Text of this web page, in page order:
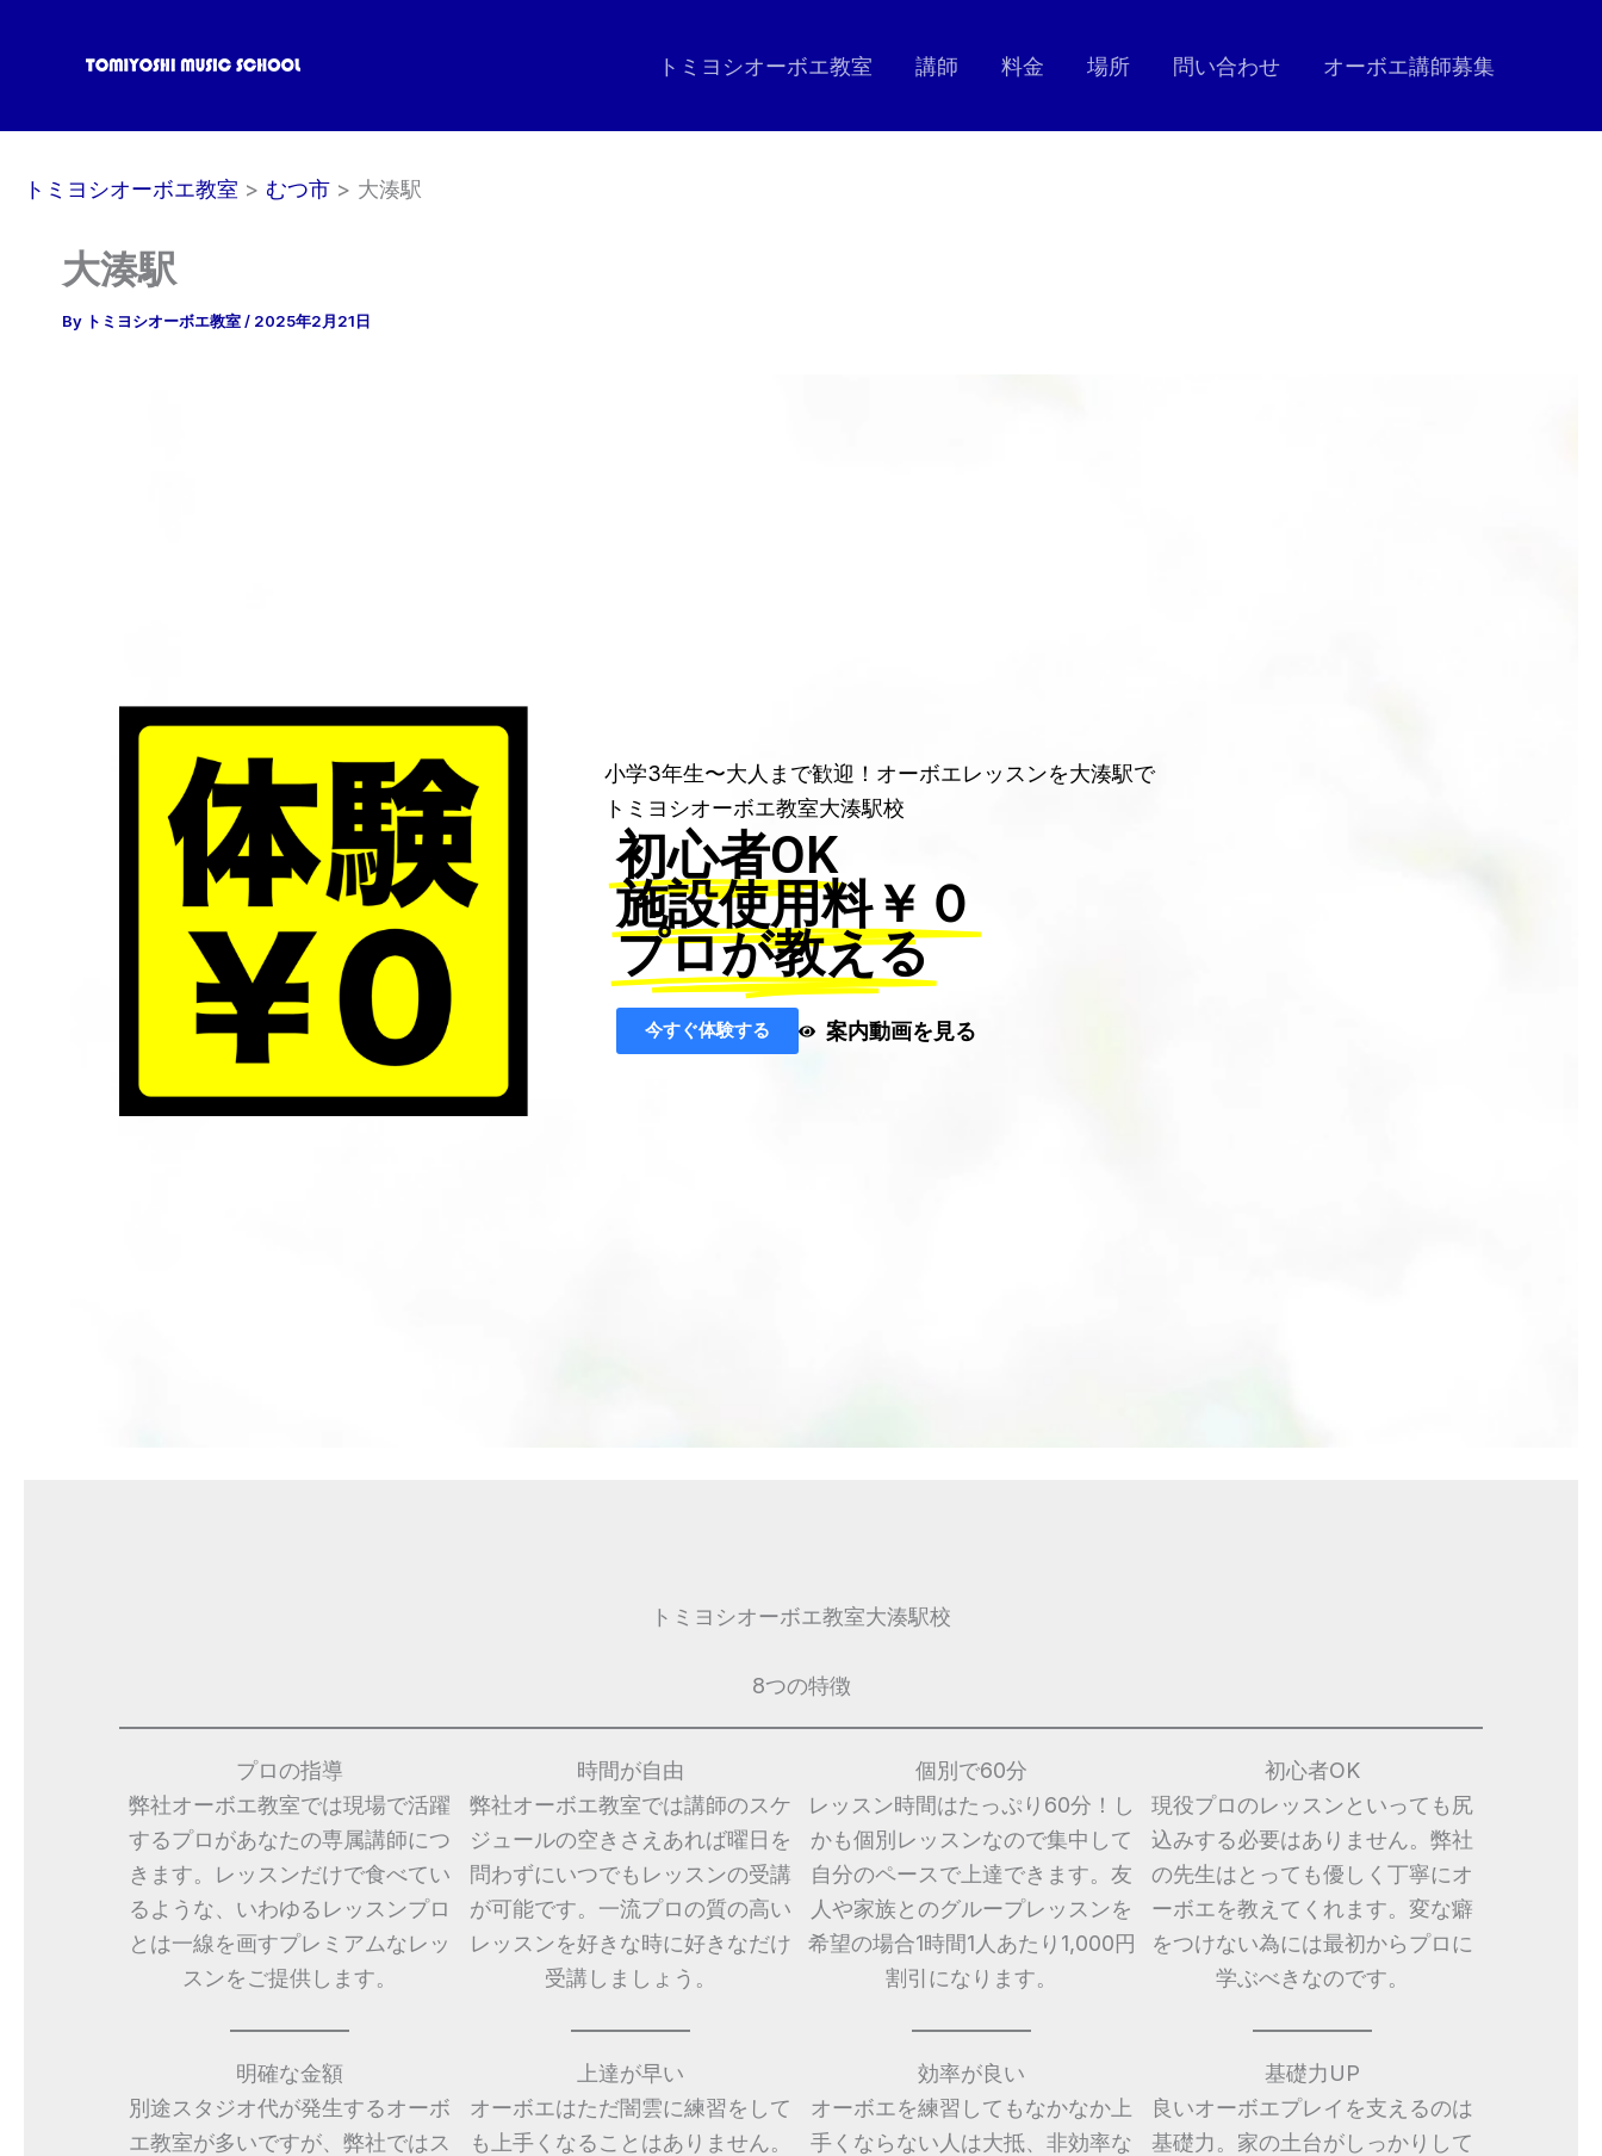
トミヨシオーボエ教室 講師 料金 場所 問い合わせ オーボエ講師募集
トミヨシオーボエ教室 むつ市 大湊駅
大湊駅
By トミヨシオーボエ教室/ 2025年2月21日
小学3年生〜大人まで歓迎！オーボエレッスンを大湊駅で
トミヨシオーボエ教室大湊駅校
初心者OK
施設使用料￥０
プロが教える
今すぐ体験する 案内動画を見る
トミヨシオーボエ教室大湊駅校
8つの特徴
プロの指導
弊社オーボエ教室では現場で活躍
するプロがあなたの専属講師につ
きます。レッスンだけで食べてい
るような、いわゆるレッスンプロ
とは一線を画すプレミアムなレッ
スンをご提供します。
時間が自由
弊社オーボエ教室では講師のスケ
ジュールの空きさえあれば曜日を
問わずにいつでもレッスンの受講
が可能です。一流プロの質の高い
レッスンを好きな時に好きなだけ
受講しましょう。
個別で60分
レッスン時間はたっぷり60分！し
かも個別レッスンなので集中して
自分のペースで上達できます。友
人や家族とのグループレッスンを
希望の場合1時間1人あたり1,000円
割引になります。
初心者OK
現役プロのレッスンといっても尻
込みする必要はありません。弊社
の先生はとっても優しく丁寧にオ
ーボエを教えてくれます。変な癖
をつけない為には最初からプロに
学ぶべきなのです。
明確な金額
別途スタジオ代が発生するオーボ
エ教室が多いですが、弊社ではス
上達が早い
オーボエはただ闇雲に練習をして
も上手くなることはありません。
効率が良い
オーボエを練習してもなかなか上
手くならない人は大抵、非効率な
基礎力UP
良いオーボエプレイを支えるのは
基礎力。家の土台がしっかりして